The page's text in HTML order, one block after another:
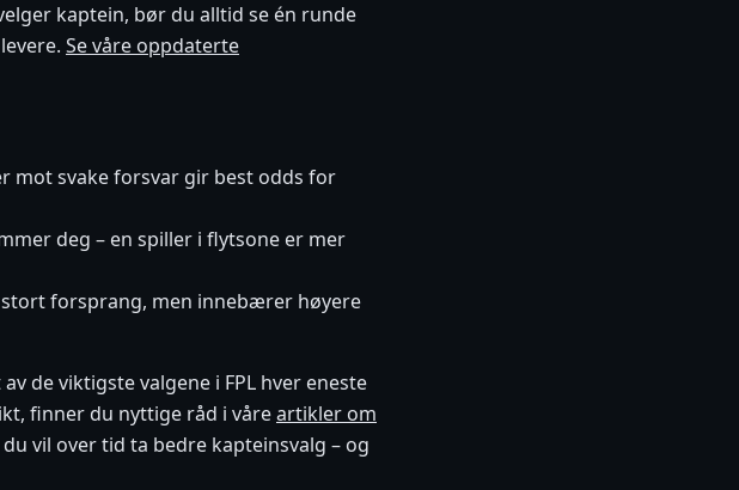
kaptein, bør du alltid se én runde
Se våre oppdaterte
mot svake forsvar gir best odds for
deg – en spiller i flytsone er mer
forsprang, men innebærer høyere
de viktigste valgene i FPL hver eneste
finner du nyttige råd i våreartikler om
vil over tid ta bedre kapteinsvalg – og